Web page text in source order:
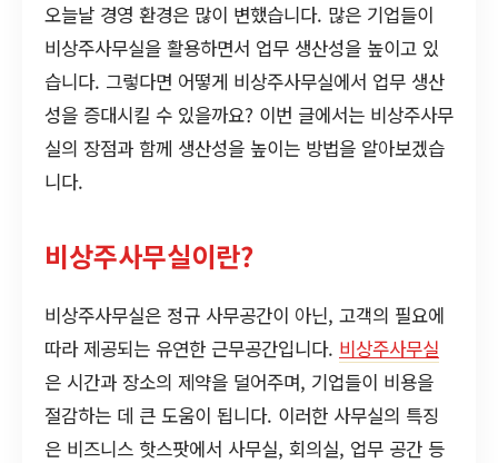
오늘날 경영 환경은 많이 변했습니다. 많은 기업들이
비상주사무실을 활용하면서 업무 생산성을 높이고 있
습니다. 그렇다면 어떻게 비상주사무실에서 업무 생산
성을 증대시킬 수 있을까요? 이번 글에서는 비상주사무
실의 장점과 함께 생산성을 높이는 방법을 알아보겠습
니다.
비상주사무실이란?
비상주사무실은 정규 사무공간이 아닌, 고객의 필요에
따라 제공되는 유연한 근무공간입니다. 비상주사무실
은 시간과 장소의 제약을 덜어주며, 기업들이 비용을
절감하는 데 큰 도움이 됩니다. 이러한 사무실의 특징
은 비즈니스 핫스팟에서 사무실, 회의실, 업무 공간 등